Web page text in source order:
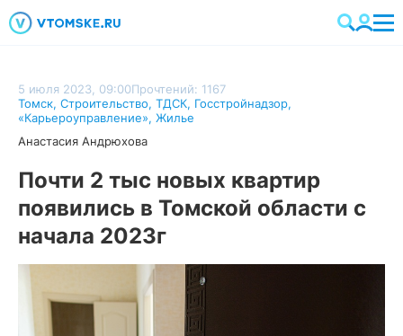
5 июля 2023, 09:00Прочтений: 1167
Томск, Строительство, ТДСК, Госстройнадзор,
«Карьероуправление», Жилье
Анастасия Андрюхова
Почти 2 тыс новых квартир
появились в Томской области с
начала 2023г